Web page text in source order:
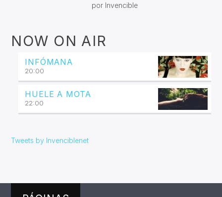
por Invencible
NOW ON AIR
INFÓMANA
20:00
HUELE A MOTA
22:00
Tweets by Invenciblenet